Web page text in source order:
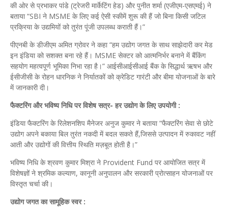
की ओर से प्रभाकर पांडे (ट्रेजरी मार्केटिंग हेड) और पुनीत शर्मा (एजीएम-एसएमई) ने
बताया “SBI ने MSME के लिए कई ऐसी स्कीमें शुरू की हैं जो बिना किसी जटिल
प्रक्रिया के उद्यमियों को तुरंत पूंजी उपलब्ध कराती हैं।”
पीएनबी के डीजीएम अमित ग्रोवर ने कहा “हम उद्योग जगत के साथ साझेदारी कर मेड
इन इंडिया को सशक्त बना रहे हैं। MSME सेक्टर को आत्मनिर्भर बनाने में बैंकिंग
सहयोग महत्वपूर्ण भूमिका निभा रहा है।” आईसीआईसीआई बैंक के सिद्धार्थ ऋषभ और
ईसीजीसी के रोहन धारनिक ने निर्यातकों को क्रेडिट गारंटी और बीमा योजनाओं के बारे
में जानकारी दी।
फैक्टरिंग और भविष्य निधि पर विशेष सत्र- हर उद्योग के लिए उपयोगी :
इंडिया फैक्टरिंग के रिलेशनशिप मैनेजर अनुज कुमार ने बताया “फैक्टरिंग सेवा से छोटे
उद्योग अपने बकाया बिल तुरंत नकदी में बदल सकते हैं,जिससे उत्पादन में रुकावट नहीं
आती और उद्योगों की वित्तीय स्थिति मज़बूत होती है।”
भविष्य निधि के श्रवण कुमार मिश्रा ने Provident Fund पर आयोजित सत्र में
विशेषज्ञों ने श्रमिक कल्याण, कानूनी अनुपालन और सरकारी प्रोत्साहन योजनाओं पर
विस्तृत चर्चा की।
उद्योग जगत का सामूहिक स्वर :